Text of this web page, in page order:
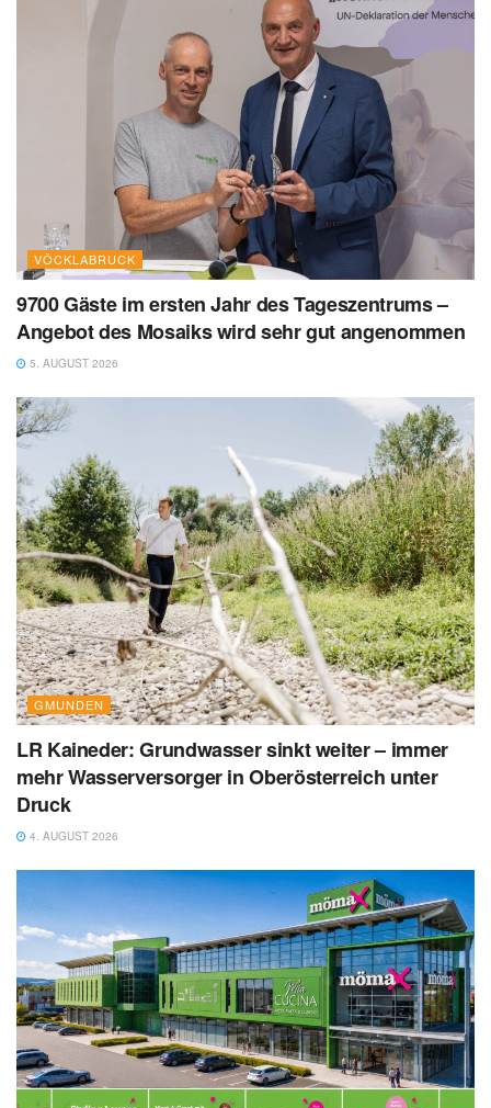
VÖCKLABRUCK
9700 Gäste im ersten Jahr des Tageszentrums –
Angebot des Mosaiks wird sehr gut angenommen
5. AUGUST 2026
GMUNDEN
LR Kaineder: Grundwasser sinkt weiter – immer
mehr Wasserversorger in Oberösterreich unter
Druck
4. AUGUST 2026